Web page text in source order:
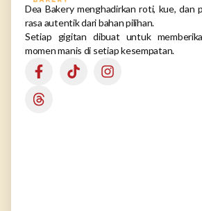
Dea Bakery menghadirkan roti, kue, dan
rasa autentik dari bahan pilihan.
Setiap gigitan dibuat untuk
momen manis di setiap kesempatan.